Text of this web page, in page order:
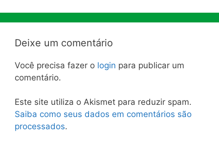
Deixe um comentário
Você precisa fazer o login para publicar um
comentário.
Este site utiliza o Akismet para reduzir spam.
Saiba como seus dados em comentários são
processados.